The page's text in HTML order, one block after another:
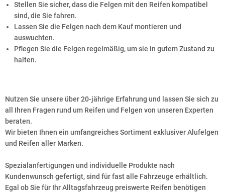
Stellen Sie sicher, dass die Felgen mit den Reifen kompatibel
sind, die Sie fahren.
Lassen Sie die Felgen nach dem Kauf montieren und
auswuchten.
Pflegen Sie die Felgen regelmäßig, um sie in gutem Zustand zu
halten.
Nutzen Sie unsere über 20-jährige Erfahrung und lassen Sie sich zu
all Ihren Fragen rund um Reifen und Felgen von unseren Experten
beraten.
Wir bieten Ihnen ein umfangreiches Sortiment exklusiver Alufelgen
und Reifen aller Marken.
Spezialanfertigungen und individuelle Produkte nach
Kundenwunsch gefertigt, sind für fast alle Fahrzeuge erhältlich.
Egal ob Sie für Ihr Alltagsfahrzeug preiswerte Reifen benötigen